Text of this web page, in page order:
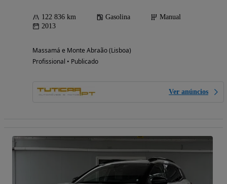
122 836 km Gasolina
Manual
2013
Massamá e Monte Abraão (Lisboa)
Profissional • Publicado
Ver anúncios